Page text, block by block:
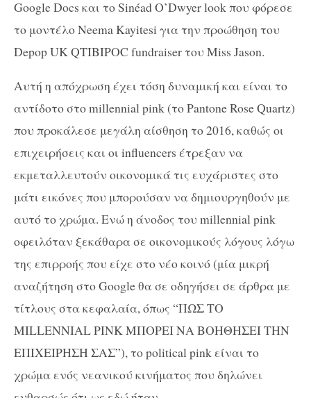
Google Docs και το Sinéad O’Dwyer look που φόρεσε
το μοντέλο Neema Kayitesi για την προώθηση του
Depop UK QTIBIPOC fundraiser του Miss Jason.
Αυτή η απόχρωση έχει τόση δυναμική και είναι το
αντίδοτο στο millennial pink (το Pantone Rose Quartz)
που προκάλεσε μεγάλη αίσθηση το 2016, καθώς οι
επιχειρήσεις και οι influencers έτρεξαν να
εκμεταλλευτούν οικονομικά τις ευχάριστες στο
μάτι εικόνες που μπορούσαν να δημιουργηθούν με
αυτό το χρώμα. Ενώ η άνοδος του millennial pink
οφειλόταν ξεκάθαρα σε οικονομικούς λόγους λόγω
της επιρροής που είχε στο νέο κοινό (μία μικρή
αναζήτηση στο Google θα σε οδηγήσει σε άρθρα με
τίτλους στα κεφαλαία, όπως “ΠΩΣ ΤΟ
MILLENNIAL PINK ΜΠΟΡΕΙ ΝΑ ΒΟΗΘΗΣΕΙ ΤΗΝ
ΕΠΙΧΕΙΡΗΣΗ ΣΑΣ”), το political pink είναι το
χρώμα ενός νεανικού κινήματος που δηλώνει